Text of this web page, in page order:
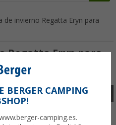
de invierno Regatta Eryn para
Regatta Eryn para
BERGER CAMPING
camping.es.